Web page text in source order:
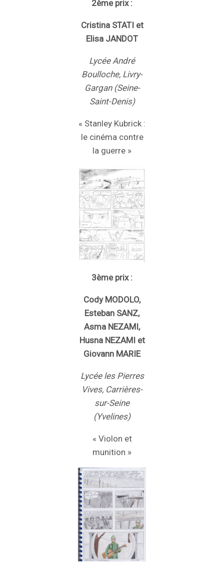
2ème prix :
Cristina STATI et
Elisa JANDOT
Lycée André
Boulloche, Livry-
Gargan (Seine-
Saint-Denis)
« Stanley Kubrick :
le cinéma contre
la guerre »
3ème prix :
Cody MODOLO,
Esteban SANZ,
Asma NEZAMI,
Husna NEZAMI et
Giovann MARIE
Lycée les Pierres
Vives, Carrières-
sur-Seine
(Yvelines)
« Violon et
munition »